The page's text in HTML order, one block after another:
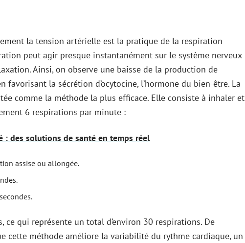
la tension artérielle est la pratique de la respiration
peut agir presque instantanément sur le système nerveux
Ainsi, on observe une baisse de la production de
favorisant la sécrétion d’ocytocine, l’hormone du bien-être. La
comme la méthode la plus efficace. Elle consiste à inhaler et
6 respirations par minute :
: des solutions de santé en temps réel
assise ou allongée.
ce qui représente un total d’environ 30 respirations. De
cette méthode améliore la variabilité du rythme cardiaque, un